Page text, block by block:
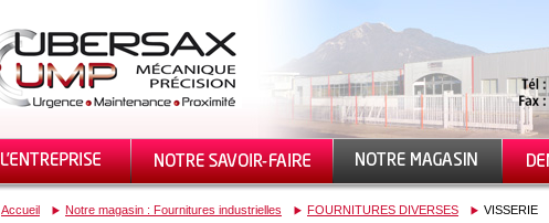
Accueil Notre magasin : Fournitures industrielles FOURNITURES DIVERSES VISSERIE